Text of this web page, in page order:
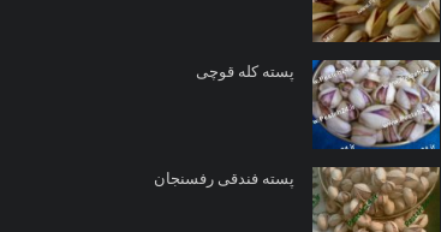
پسته کله قوچی
پسته فندقی رفسنجان